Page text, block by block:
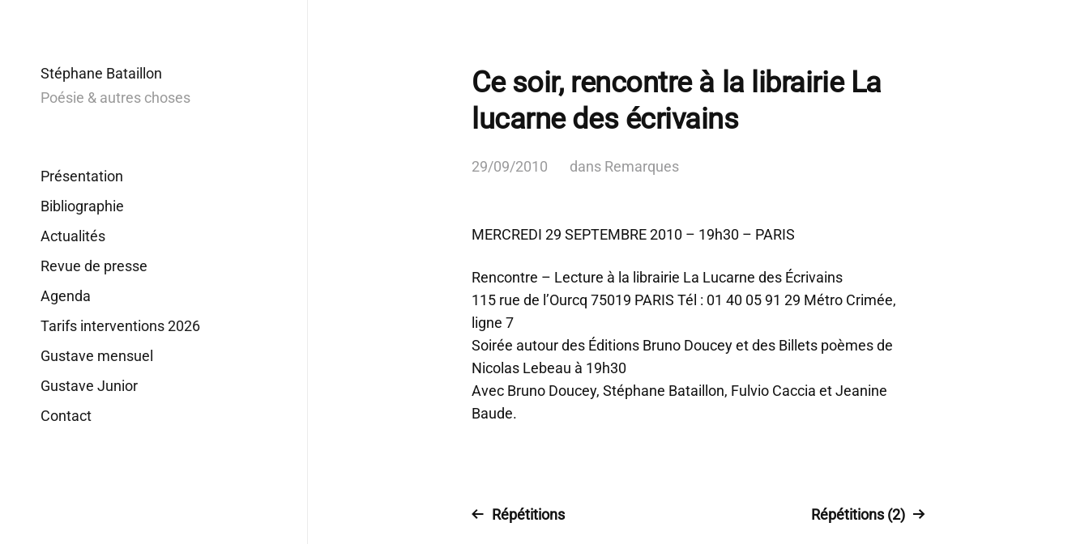
Stéphane Bataillon
Poésie & autres choses
Présentation
Bibliographie
Actualités
Revue de presse
Agenda
Tarifs interventions 2026
Gustave mensuel
Gustave Junior
Contact
Ce soir, rencontre à la librairie La
lucarne des écrivains
29/09/2010 dans Remarques
MERCREDI 29 SEPTEMBRE 2010 – 19h30 – PARIS
Rencontre – Lecture à la librairie La Lucarne des Écrivains
115 rue de l’Ourcq 75019 PARIS Tél : 01 40 05 91 29 Métro Crimée,
ligne 7
Soirée autour des Éditions Bruno Doucey et des Billets poèmes de
Nicolas Lebeau à 19h30
Avec Bruno Doucey, Stéphane Bataillon, Fulvio Caccia et Jeanine
Baude.
Répétitions Répétitions (2)